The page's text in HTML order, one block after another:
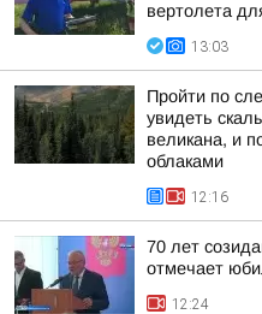
вертолета
13:03
Пройти по
увидеть
великана, и
облаками
12:16
70 лет
отмечает
12:24